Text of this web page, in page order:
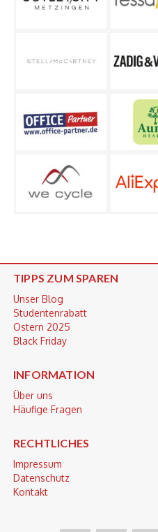
TIPPS ZUM SPAREN
Unser Blog
Studentenrabatt
Ostern 2025
Black Friday
INFORMATION
Über uns
Häufige Fragen
RECHTLICHES
Impressum
Datenschutz
Kontakt